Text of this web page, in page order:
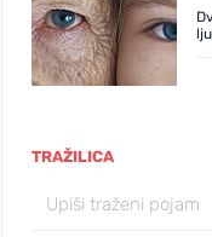
TRAŽILICA